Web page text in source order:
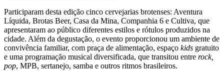
Participaram desta edição cinco cervejarias brotenses: Aventura
Líquida, Brotas Beer, Casa da Mina, Companhia 6 e Cultiva, que
apresentaram ao público diferentes estilos e rótulos produzidos na
cidade. Além da degustação, o evento proporcionou um ambiente de
convivência familiar, com praça de alimentação, espaço kids gratuito
e uma programação musical diversificada, que transitou entre rock,
pop, MPB, sertanejo, samba e outros ritmos brasileiros.